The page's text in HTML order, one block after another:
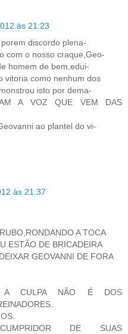
às 21:23
discordo plena-
com o nosso craque,Geo-
homem de bem,edui-
vitoria como nenhum dos
isto por dema-
A VOZ QUE VEM DAS
ao plantel do vi-
às 21:37
A TOCA
ESTÃO DE BRICADEIRA
GEOVANNI DE FORA
A CULPA NÃO É DOS
DE SUAS